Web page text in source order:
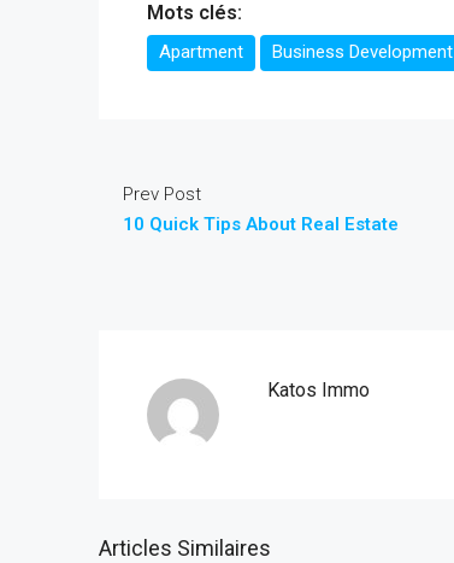
Mots clés:
Apartment Business Development
Prev Post
10 Quick Tips About Real Estate
Katos Immo
Articles Similaires